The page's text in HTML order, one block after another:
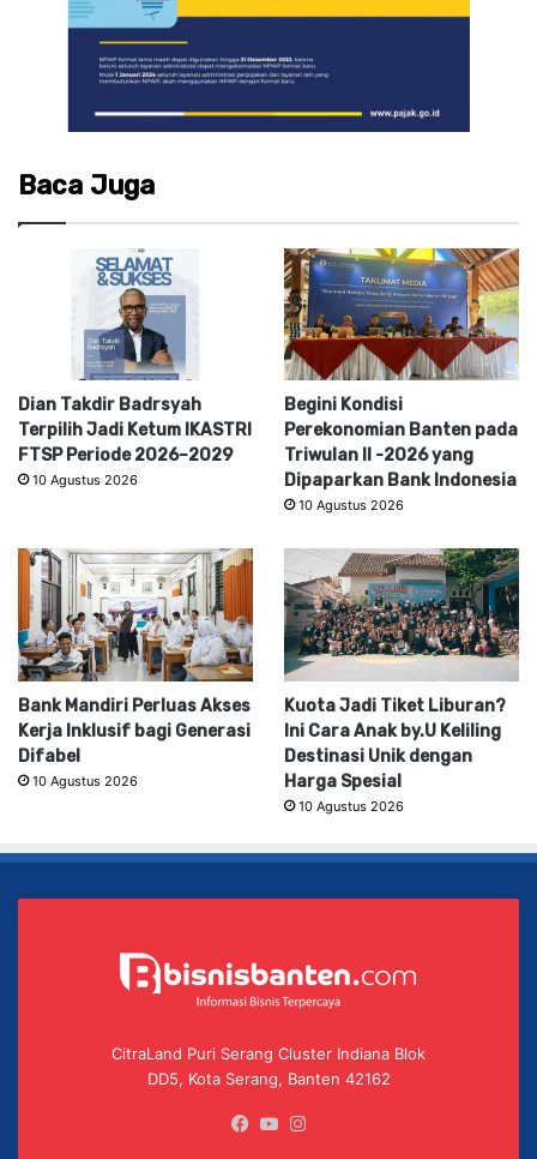
Baca Juga
Dian Takdir Badrsyah
Terpilih Jadi Ketum IKASTRI
FTSP Periode 2026–2029
10 Agustus 2026
Begini Kondisi
Perekonomian Banten pada
Triwulan II -2026 yang
Dipaparkan Bank Indonesia
10 Agustus 2026
Bank Mandiri Perluas Akses
Kerja Inklusif bagi Generasi
Difabel
10 Agustus 2026
Kuota Jadi Tiket Liburan?
Ini Cara Anak by.U Keliling
Destinasi Unik dengan
Harga Spesial
10 Agustus 2026
CitraLand Puri Serang Cluster Indiana Blok
DD5, Kota Serang, Banten 42162
Facebook
YouTube